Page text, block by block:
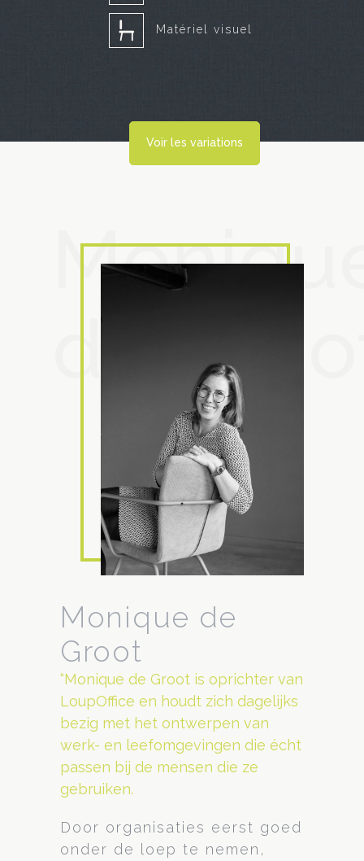
Matériel visuel
Voir les variations
de
Monique de
Groot
“Monique de Groot is oprichter van
LoupOffice en houdt zich dagelijks
bezig met het ontwerpen van
werk- en leefomgevingen die écht
passen bij de mensen die ze
gebruiken.
Door organisaties eerst goed
onder de loep te nemen,